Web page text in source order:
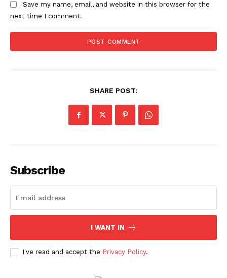
Save my name, email, and website in this browser for the
next time I comment.
SHARE POST:
Subscribe
I WANT IN
I've read and accept the Privacy Policy.